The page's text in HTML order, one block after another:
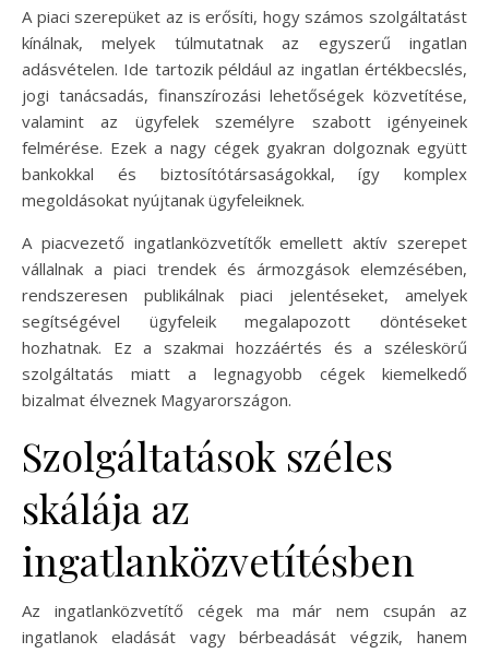
A piaci szerepüket az is erősíti, hogy számos szolgáltatást
kínálnak, melyek túlmutatnak az egyszerű ingatlan
adásvételen. Ide tartozik például az ingatlan értékbecslés,
jogi tanácsadás, finanszírozási lehetőségek közvetítése,
valamint az ügyfelek személyre szabott igényeinek
felmérése. Ezek a nagy cégek gyakran dolgoznak együtt
bankokkal és biztosítótársaságokkal, így komplex
megoldásokat nyújtanak ügyfeleiknek.
A piacvezető ingatlanközvetítők emellett aktív szerepet
vállalnak a piaci trendek és ármozgások elemzésében,
rendszeresen publikálnak piaci jelentéseket, amelyek
segítségével ügyfeleik megalapozott döntéseket
hozhatnak. Ez a szakmai hozzáértés és a széleskörű
szolgáltatás miatt a legnagyobb cégek kiemelkedő
bizalmat élveznek Magyarországon.
Szolgáltatások széles
skálája az
ingatlanközvetítésben
Az ingatlanközvetítő cégek ma már nem csupán az
ingatlanok eladását vagy bérbeadását végzik, hanem